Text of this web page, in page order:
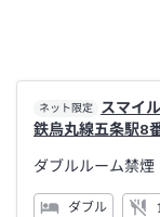
ネット限定
スマイ
鉄烏丸線五条駅8
ダブルルーム禁煙
ダブル